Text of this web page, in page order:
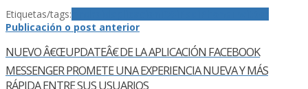
Etiquetas/tags:
Publicación o post anterior
NUEVO Â€ŒUPDATEÂ€ DE LA APLICACIÓN FACEBOOK
MESSENGER PROMETE UNA EXPERIENCIA NUEVA Y MÁS
RÁPIDA ENTRE SUS USUARIOS